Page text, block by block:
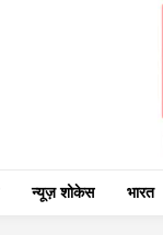
न्यूज़ शोकेस भारत